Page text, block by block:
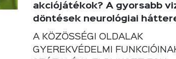
akciójátékok? A gyorsabb
döntések neurológiai
A KÖZÖSSÉGI OLDALAK
GYEREKVÉDELMI